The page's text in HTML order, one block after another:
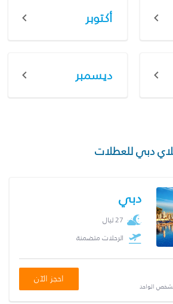
أكتوبر
ديسمبر
دبي للعطلات
دبي
27 ليال
الرحلات متضمنة
الواحد
احجز الآن